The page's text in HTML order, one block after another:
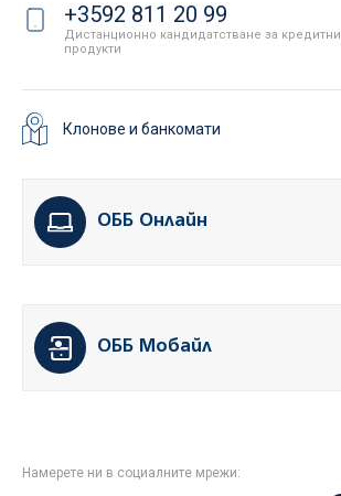
+3592 811 20 99
Дистанционно кандидатстване за кредитни
продукти
Клонове и банкомати
ОББ Онлайн
ОББ Мобайл
Намерете ни в социалните мрежи: